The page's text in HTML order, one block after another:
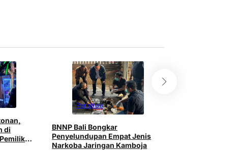
di
Peristiwa
BNNP Bali Bongkar
Penyelundupan Empat Jenis
Narkoba Jaringan Kamboja